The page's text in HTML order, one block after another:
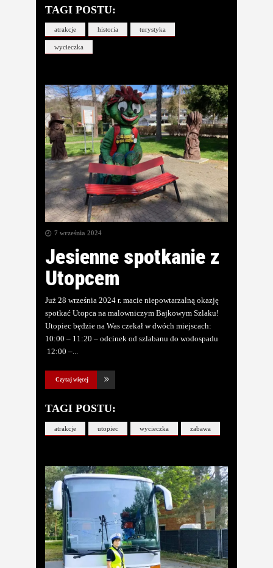
TAGI POSTU:
atrakcje historia turystyka
wycieczka
7 września 2024
Jesienne spotkanie z
Utopcem
Już 28 września 2024 r. macie niepowtarzalną okazję
spotkać Utopca na malowniczym Bajkowym Szlaku!
Utopiec będzie na Was czekał w dwóch miejscach:
10:00 – 11:20 – odcinek od szlabanu do wodospadu
12:00 –
Czytaj więcej
TAGI POSTU:
atrakcje utopiec wycieczka zabawa